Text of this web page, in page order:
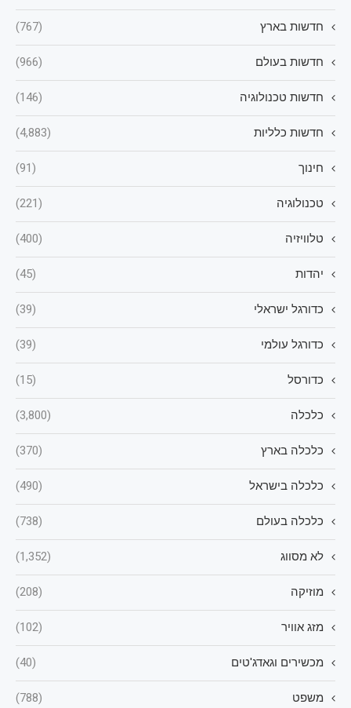
חדשות בארץ (767)
חדשות בעולם (966)
חדשות טכנולוגיה (146)
חדשות כלליות (4,883)
חינוך (91)
טכנולוגיה (221)
טלוויזיה (400)
יהדות (45)
כדורגל ישראלי (39)
כדורגל עולמי (39)
כדורסל (15)
כלכלה (3,800)
כלכלה בארץ (370)
כלכלה בישראל (490)
כלכלה בעולם (738)
לא מסווג (1,352)
מוזיקה (208)
מזג אוויר (102)
מכשירים וגאדג'טים (40)
משפט (788)